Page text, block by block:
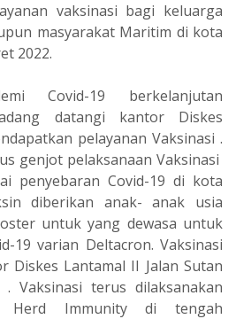
vaksinasi bagi keluarga
masyarakat Maritim di kota
2022.
Covid-19 berkelanjutan
datangi kantor Diskes
pelayanan Vaksinasi .
genjot pelaksanaan Vaksinasi
penyebaran Covid-19 di kota
diberikan anak- anak usia
untuk yang dewasa untuk
19 varian Deltacron. Vaksinasi
Diskes Lantamal II Jalan Sutan
Vaksinasi terus dilaksanakan
Herd Immunity di tengah